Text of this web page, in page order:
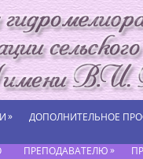
» ДОПОЛНИТЕЛЬНОЕ
ПРЕПОДАВАТЕЛЮ»